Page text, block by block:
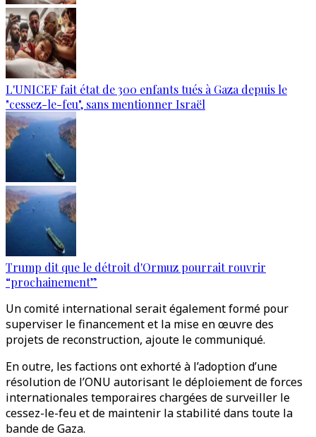
L'UNICEF fait état de 300 enfants tués à Gaza depuis le
"cessez-le-feu", sans mentionner Israël
Trump dit que le détroit d'Ormuz pourrait rouvrir
“prochainement”
Un comité international serait également formé pour
superviser le financement et la mise en œuvre des
projets de reconstruction, ajoute le communiqué.
En outre, les factions ont exhorté à l’adoption d’une
résolution de l’ONU autorisant le déploiement de forces
internationales temporaires chargées de surveiller le
cessez-le-feu et de maintenir la stabilité dans toute la
bande de Gaza.